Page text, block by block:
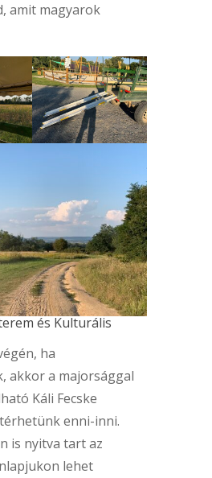
amit magyarok
és Kulturális
ha
akkor a majorsággal
Káli Fecske
enni-inni.
is nyitva tart az
lehet